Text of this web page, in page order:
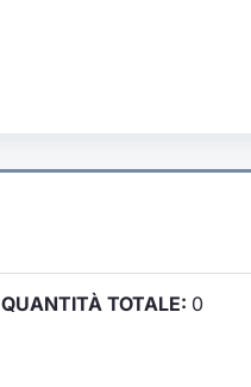
QUANTITÀ TOTALE: 0